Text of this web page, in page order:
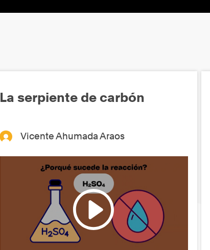
La serpiente de carbón
Vicente Ahumada Araos